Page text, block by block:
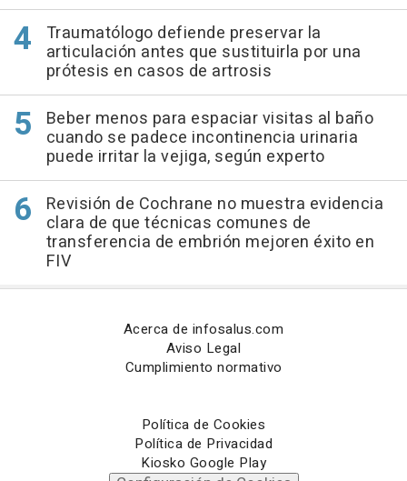
Traumatólogo defiende preservar la
articulación antes que sustituirla por una
prótesis en casos de artrosis
Beber menos para espaciar visitas al baño
cuando se padece incontinencia urinaria
puede irritar la vejiga, según experto
Revisión de Cochrane no muestra evidencia
clara de que técnicas comunes de
transferencia de embrión mejoren éxito en
FIV
Acerca de infosalus.com
Aviso Legal
Cumplimiento normativo
Política de Cookies
Política de Privacidad
Kiosko Google Play